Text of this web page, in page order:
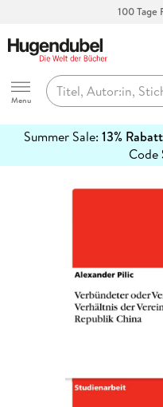
100 Tage
Hugendubel
Menu
Summer Sale: 13% Rabatt
Code
erfahren